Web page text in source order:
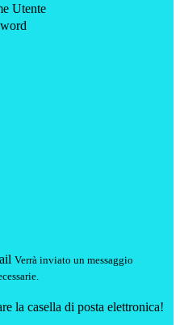
Utente
Verrà inviato un messaggio
la casella di posta elettronica!